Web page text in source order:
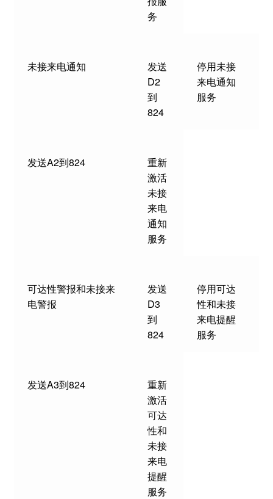
务
未接来电通知
发送
D2
到
824
停用未接
来电通知
服务
发送A2到824
重新
激活
未接
来电
通知
服务
可达性警报和未接来
电警报
发送
D3
到
824
停用可达
性和未接
来电提醒
服务
发送A3到824
重新
激活
可达
性和
未接
来电
提醒
服务